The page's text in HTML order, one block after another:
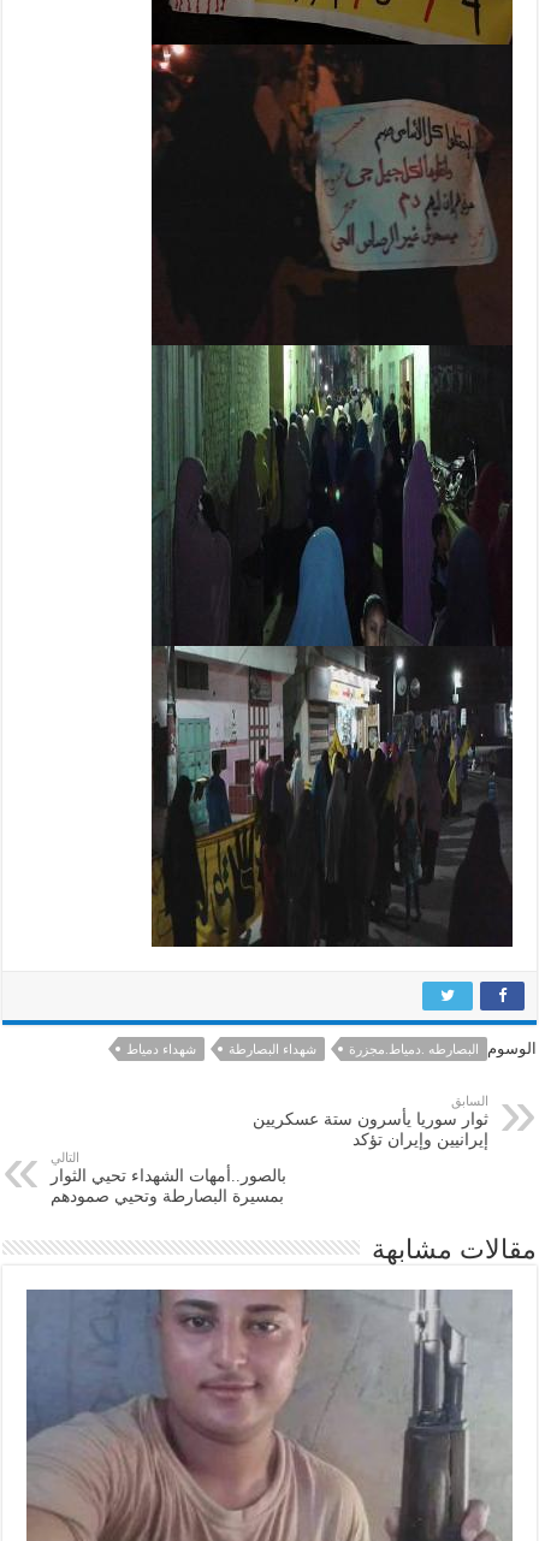
الوسوم البصارطه .دمياط.مجزرة شهداء البصارطة شهداء دمياط
السابق
ثوار سوريا يأسرون ستة عسكريين
إيرانيين وإيران تؤكد
التالي
بالصور..أمهات الشهداء تحيي الثوار
بمسيرة البصارطة وتحيي صمودهم
مقالات مشابهة